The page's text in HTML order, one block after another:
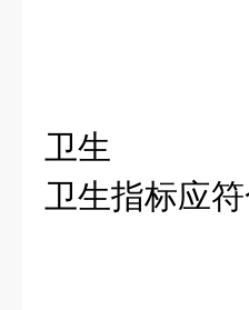
卫生
卫生指标应符